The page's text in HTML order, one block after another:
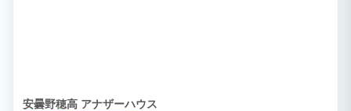
安曇野穂高 アナザーハウス